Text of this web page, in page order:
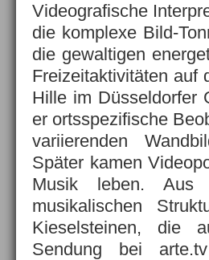
Videografische
die komplexe Bild-
die gewaltigen
Freizeitaktivitäten auf
Hille im Düsseldorfer
er ortsspezifische
variierenden
Später kamen
Musik leben. Aus
musikalischen
Kieselsteinen, die
Sendung bei